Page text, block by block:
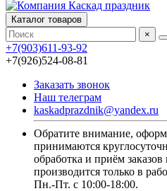
Каталог товаров
×
+7(903)611-93-92
+7(926)524-08-81
Заказать звонок
Наш телеграм
kaskadprazdnik@yandex.ru
Обратите внимание,
принимаются
обработка и приём
производится только в
Пн.-Пт. с 10:00-18:00.